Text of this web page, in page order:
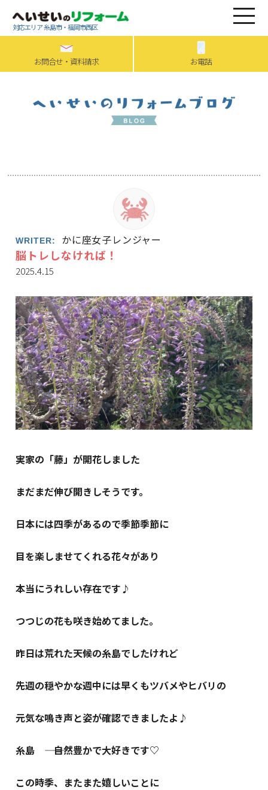
対応エリア 糸島市・福岡市西区
お問合せ・資料請求 お電話
WRITER: かに座女子レンジャー
脳トレしなければ！
2025.4.15
実家の「藤」が開花しました
まだまだ伸び開きしそうです。
日本には四季があるので季節季節に
目を楽しませてくれる花々があり
本当にうれしい存在です♪
つつじの花も咲き始めてました。
昨日は荒れた天候の糸島でしたけれど
先週の穏やかな週中には早くもツバメやヒバリの
元気な鳴き声と姿が確認できましたよ♪
糸島 ――― 自然豊かで大好きです♡
この時季、またまた嬉しいことに